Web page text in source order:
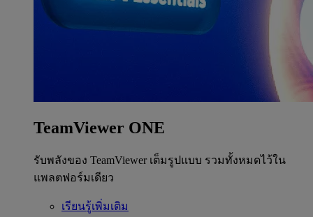
TeamViewer ONE
รับพลังของ TeamViewer เต็มรูปแบบ รวมทั้งหมดไว้ใน
แพลตฟอร์มเดียว
เรียนรู้เพิ่มเติม